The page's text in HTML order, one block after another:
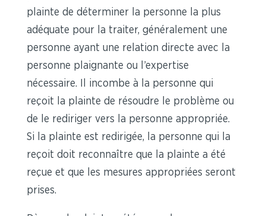
plainte de déterminer la personne la plus
adéquate pour la traiter, généralement une
personne ayant une relation directe avec la
personne plaignante ou l’expertise
nécessaire. Il incombe à la personne qui
reçoit la plainte de résoudre le problème ou
de le rediriger vers la personne appropriée.
Si la plainte est redirigée, la personne qui la
reçoit doit reconnaître que la plainte a été
reçue et que les mesures appropriées seront
prises.